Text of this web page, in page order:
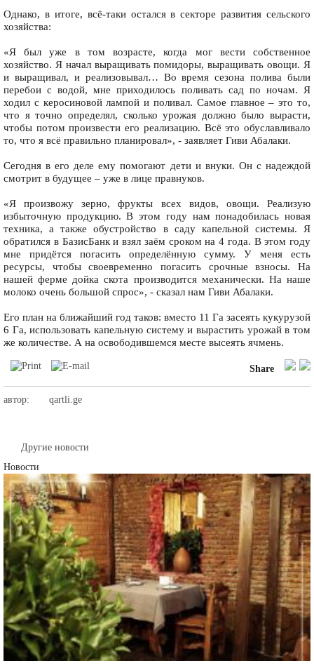
Однако, в итоге, всё-таки остался в секторе развития сельского
хозяйства:
«Я был уже в том возрасте, когда мог вести собственное
хозяйство. Я начал выращивать помидоры, выращивать овощи. Я
и выращивал, и реализовывал… Во время сезона полива были
перебои с водой, мне приходилось поливать сад по ночам. Я
ходил с керосиновой лампой и поливал. Самое главное – это то,
что я точно определял, сколько урожая должно было вырасти,
чтобы потом произвести его реализацию. Всё это обуславливало
то, что я всё правильно планировал», - заявляет Гиви Абалаки.
Сегодня в его деле ему помогают дети и внуки. Он с надеждой
смотрит в будущее – уже в лице правнуков.
«Я произвожу зерно, фрукты всех видов, овощи. Реализую
избыточную продукцию. В этом году нам понадобилась новая
техника, а также обустройство в саду капельной системы. Я
обратился в БазисБанк и взял заём сроком на 4 года. В этом году
мне придётся погасить определённую сумму. У меня есть
ресурсы, чтобы своевременно погасить срочные взносы. На
нашей ферме дойка скота производится механически. На наше
молоко очень большой спрос», - сказал нам Гиви Абалаки.
Его план на ближайший год таков: вместо 11 Га засеять кукурузой
6 Га, использовать капельную систему и вырастить урожай в том
же количестве. А на освободившемся месте высеять ячмень.
Share
автор: qartli.ge
Другие новости
Новости